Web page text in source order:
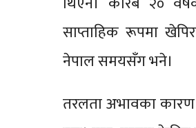
साप्ताहिक रूपमा
नेपाल समयसँग भने।
तरलता अभावका